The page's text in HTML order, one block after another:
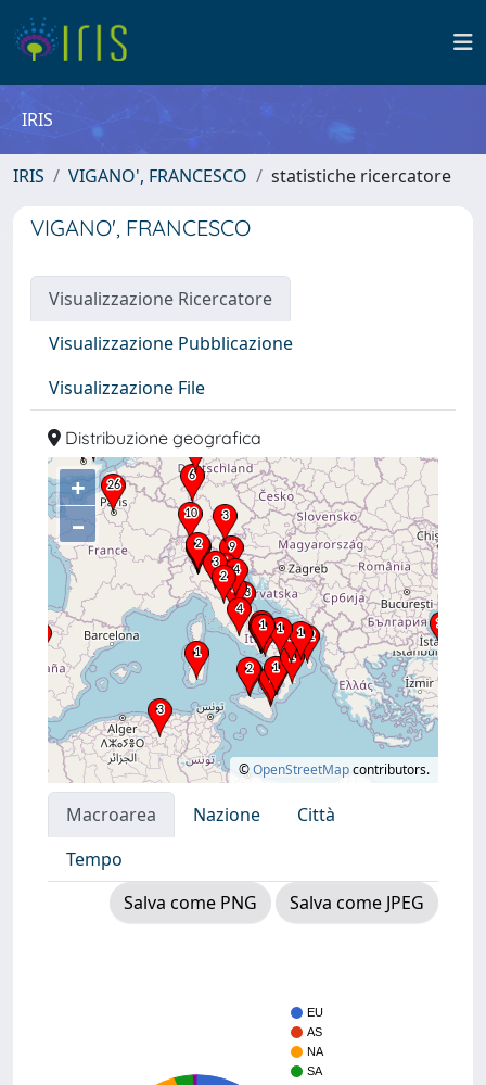
IRIS
IRIS VIGANO', FRANCESCO statistiche ricercatore
VIGANO', FRANCESCO
Visualizzazione Ricercatore
Visualizzazione Pubblicazione
Visualizzazione File
Distribuzione geografica
+
–
©OpenStreetMapcontributors.
Macroarea Nazione
Città
Tempo
Salva come PNG
Salva come JPEG
EU
AS
NA
SA